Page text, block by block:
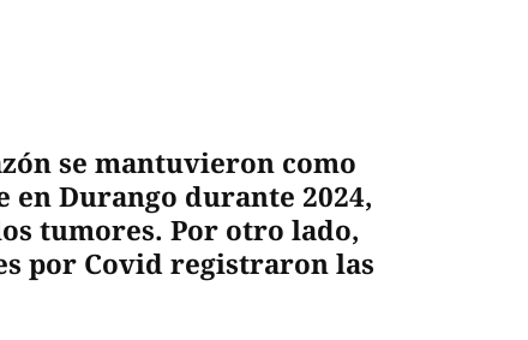
se mantuvieron como
Durango durante 2024,
tumores. Por otro lado,
por Covid registraron las